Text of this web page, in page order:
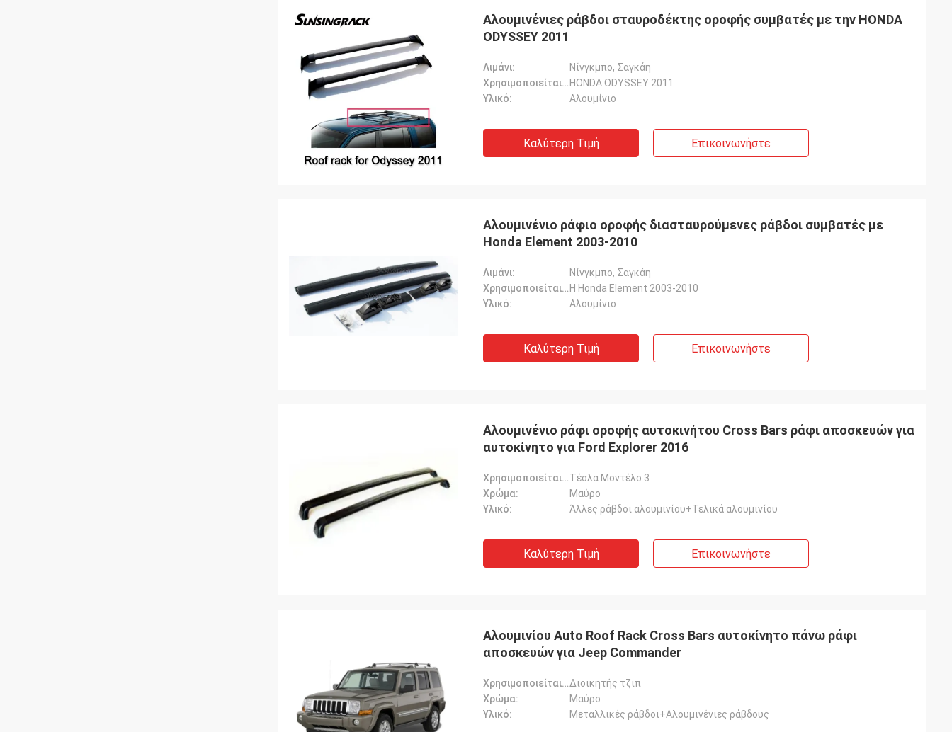
Αλουμινένιες ράβδοι σταυροδέκτης οροφής συμβατές με την HONDA
ODYSSEY 2011
Λιμάνι:
Νίνγκμπο, Σαγκάη
Χρησιμοποιείται για: HONDA ODYSSEY 2011
Υλικό:
Αλουμίνιο
Καλύτερη Τιμή Επικοινωνήστε
Αλουμινένιο ράφιο οροφής διασταυρούμενες ράβδοι συμβατές με
Honda Element 2003-2010
Λιμάνι:
Νίνγκμπο, Σαγκάη
Χρησιμοποιείται για: Η Honda Element 2003-2010
Υλικό:
Αλουμίνιο
Καλύτερη Τιμή Επικοινωνήστε
Αλουμινένιο ράφι οροφής αυτοκινήτου Cross Bars ράφι αποσκευών για
αυτοκίνητο για Ford Explorer 2016
Χρησιμοποιείται για:Τέσλα Μοντέλο 3
Χρώμα:
Μαύρο
Υλικό:
Άλλες ράβδοι αλουμινίου+Τελικά αλουμινίου
Καλύτερη Τιμή Επικοινωνήστε
Αλουμινίου Auto Roof Rack Cross Bars αυτοκίνητο πάνω ράφι
αποσκευών για Jeep Commander
Χρησιμοποιείται για:Διοικητής τζιπ
Χρώμα:
Μαύρο
Υλικό:
Μεταλλικές ράβδοι+Αλουμινένιες ράβδους